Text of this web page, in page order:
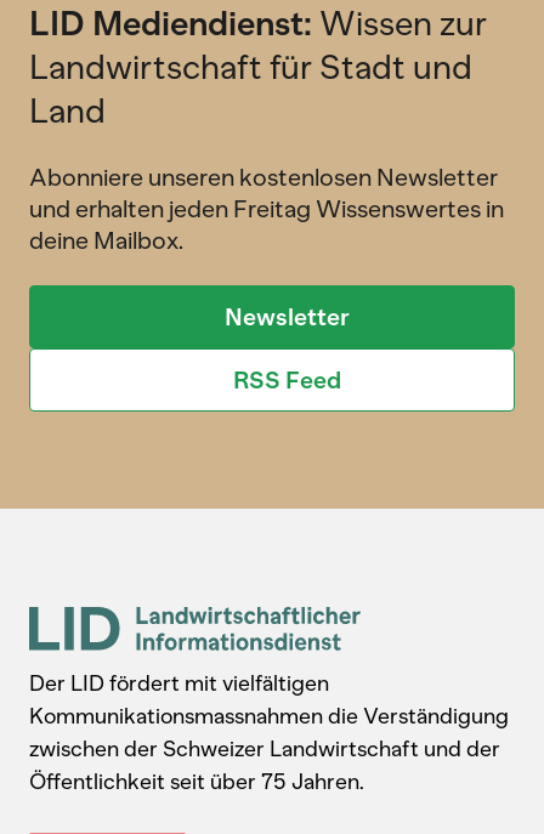
LID Mediendienst: Wissen zur
Landwirtschaft für Stadt und
Land
Abonniere unseren kostenlosen Newsletter
und erhalten jeden Freitag Wissenswertes in
deine Mailbox.
Newsletter
RSS Feed
Der LID fördert mit vielfältigen
Kommunikationsmassnahmen die Verständigung
zwischen der Schweizer Landwirtschaft und der
Öffentlichkeit seit über 75 Jahren.